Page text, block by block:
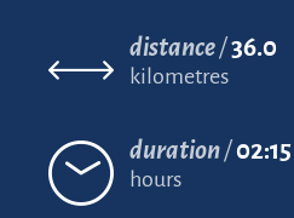
distance 36.0
kilometres
duration 02:15
hours